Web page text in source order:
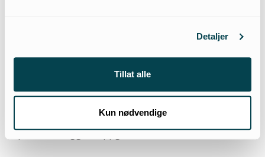
Detaljer
Tillat alle
Kun nødvendige
– I tillegg kom de også nylig med noen tåpelige
uttalelser, for å forklare hvorfor en av deres
seg til musikken, men derimot for å sjekke apens
puls, sier Higgins oppgitt.